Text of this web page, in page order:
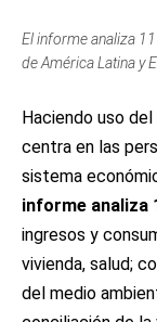
El informe analiza
de América Latina y
Haciendo uso
centra en las
sistema
informe analiza
ingresos y
vivienda, salud;
del medio